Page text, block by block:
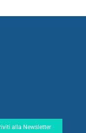
alla Newsletter